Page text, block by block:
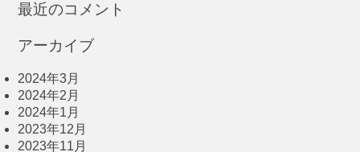
最近のコメント
アーカイブ
2024年3月
2024年2月
2024年1月
2023年12月
2023年11月